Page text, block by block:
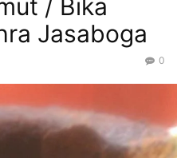
/ Bika
Jasaboga
0